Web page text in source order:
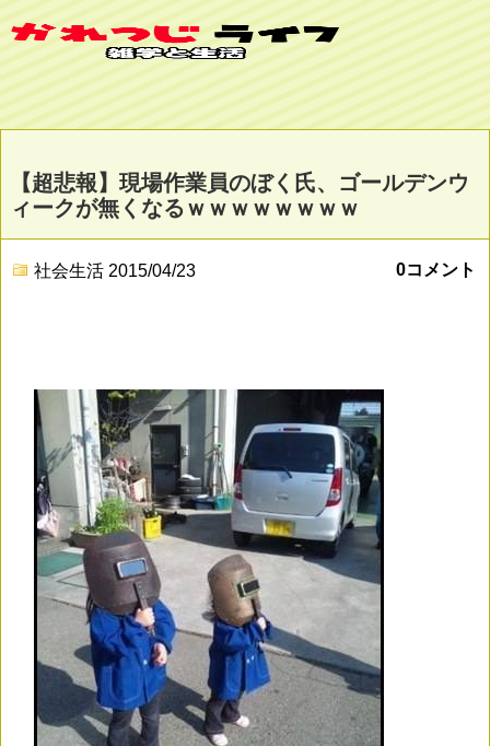
【超悲報】現場作業員のぼく氏、ゴールデンウ
ィークが無くなるｗｗｗｗｗｗｗｗ
社会生活 2015/04/23 0コメント